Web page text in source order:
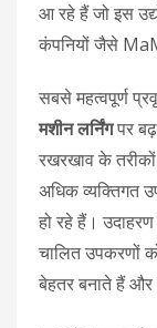
आ रहे हैं जो इस
कंपनियों जैसे
सबसे महत्वपूर्ण
मशीन लर्निंगपर
रखरखाव के
अधिक व्यक्तिगत
हो रहे हैं।
चालित उपकरणों
बेहतर बनाते हैं और